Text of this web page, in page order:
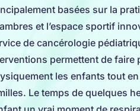
basées sur la
et l’espace sportif
de cancérologie
permettent de faire
les enfants tout
Le temps de quelques